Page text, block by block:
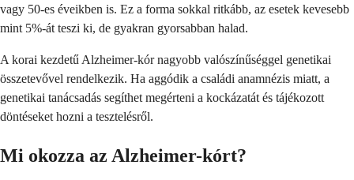
vagy 50-es éveikben is. Ez a forma sokkal ritkább, az esetek kevesebb
mint 5%-át teszi ki, de gyakran gyorsabban halad.
A korai kezdetű Alzheimer-kór nagyobb valószínűséggel genetikai
összetevővel rendelkezik. Ha aggódik a családi anamnézis miatt, a
genetikai tanácsadás segíthet megérteni a kockázatát és tájékozott
döntéseket hozni a tesztelésről.
Mi okozza az Alzheimer-kórt?